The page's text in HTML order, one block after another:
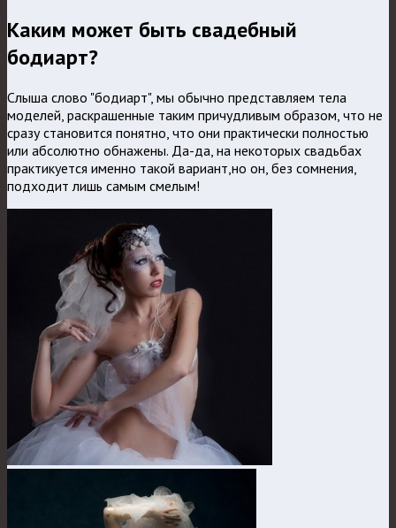
Каким может быть свадебный
бодиарт?
Слыша слово "бодиарт", мы обычно представляем тела
моделей, раскрашенные таким причудливым образом, что не
сразу становится понятно, что они практически полностью
или абсолютно обнажены. Да-да, на некоторых свадьбах
практикуется именно такой вариант,но он, без сомнения,
подходит лишь самым смелым!